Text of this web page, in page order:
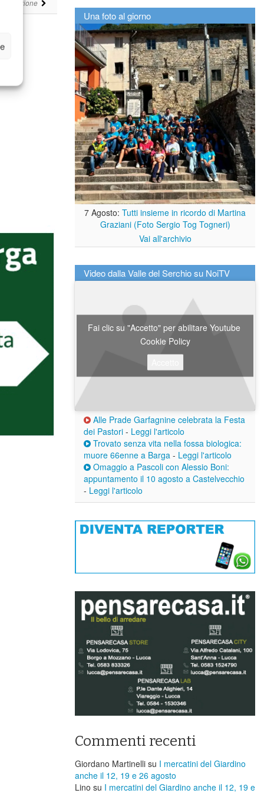
Redazione
Una foto al giorno
7 Agosto: Tutti insieme in ricordo di Martina
Graziani (Foto Sergio Tog Togneri)
Vai all'archivio
Video dalla Valle del Serchio su NoiTV
Fai clic su "Accetto" per abilitare Youtube
Cookie Policy
Alle Prade Garfagnine celebrata la Festa
dei Pastori - Leggi l'articolo
Trovato senza vita nella fossa biologica:
muore 66enne a Barga - Leggi l'articolo
Omaggio a Pascoli con Alessio Boni:
appuntamento il 10 agosto a Castelvecchio
- Leggi l'articolo
Commenti recenti
Giordano Martinelli su I mercatini del Giardino
anche il 12, 19 e 26 agosto
Lino su I mercatini del Giardino anche il 12, 19 e